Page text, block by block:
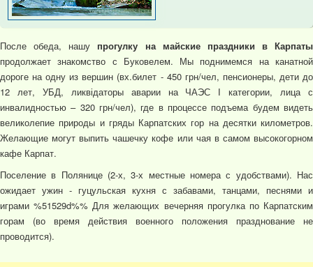
После обеда, нашу прогулку на майские праздники в Карпаты
продолжает знакомство с Буковелем. Мы поднимемся на канатной
дороге на одну из вершин (вх.билет - 450 грн/чел, пенсионеры, дети до
12 лет, УБД, ликвідаторы аварии на ЧАЭС І категории, лица с
инвалидностью – 320 грн/чел), где в процессе подъема будем видеть
великолепие природы и гряды Карпатских гор на десятки километров.
Желающие могут выпить чашечку кофе или чая в самом высокогорном
кафе Карпат.
Поселение в Полянице (2-х, 3-х местные номера с удобствами). Нас
ожидает ужин - гуцульская кухня с забавами, танцами, песнями и
играми %51529d%% Для желающих вечерняя прогулка по Карпатским
горам (во время действия военного положения празднование не
проводится).